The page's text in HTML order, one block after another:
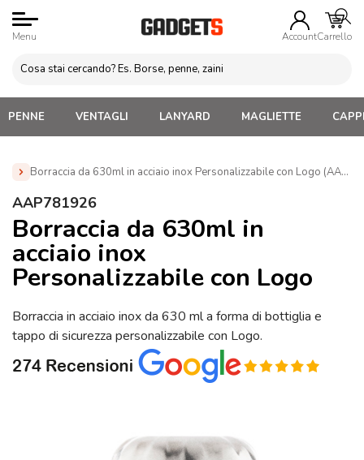
Menu AccountCarrello
PENNE VENTAGLI LANYARD MAGLIETTE
Borraccia da 630ml in acciaio inox Personalizzabile con Logo
Home »
Borracce personalizzate con logo. Economiche,
metallo » Borraccia da 630ml in acciaio inox Personalizzabile
con Logo (AAP781926)
AAP781926
Borraccia da 630ml in
acciaio inox
Personalizzabile con Logo
Borraccia in acciaio inox da 630 ml a forma di bottiglia e
tappo di sicurezza personalizzabile con Logo.